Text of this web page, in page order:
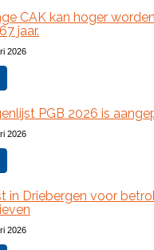
CAK kan hoger
jaar.
2026
PGB 2026 is
2026
in Driebergen voor
2026